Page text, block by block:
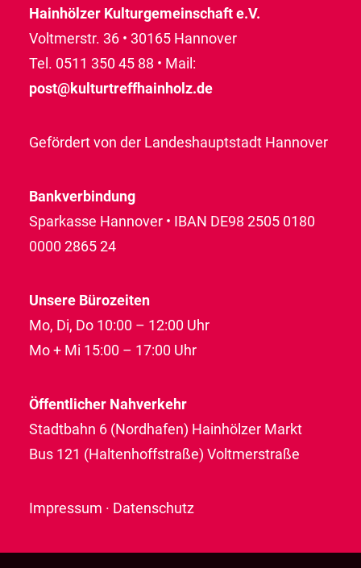
Hainhölzer Kulturgemeinschaft e.V.
Voltmerstr. 36 • 30165 Hannover
Tel. 0511 350 45 88 • Mail:
post@kulturtreffhainholz.de
Gefördert von der Landeshauptstadt Hannover
Bankverbindung
Sparkasse Hannover • IBAN DE98 2505 0180
0000 2865 24
Unsere Bürozeiten
Mo, Di, Do 10:00 – 12:00 Uhr
Mo + Mi 15:00 – 17:00 Uhr
Öffentlicher Nahverkehr
Stadtbahn 6 (Nordhafen) Hainhölzer Markt
Bus 121 (Haltenhoffstraße) Voltmerstraße
Impressum · Datenschutz